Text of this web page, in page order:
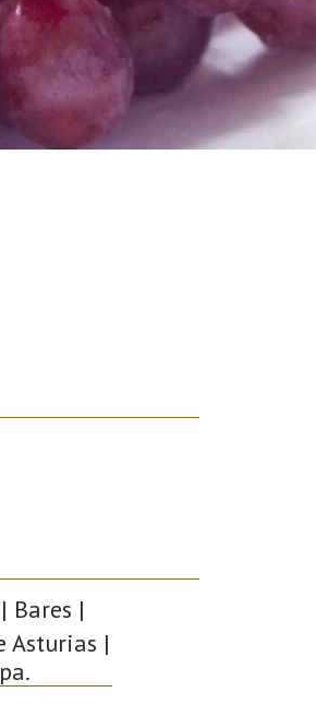
Bares |
Asturias |